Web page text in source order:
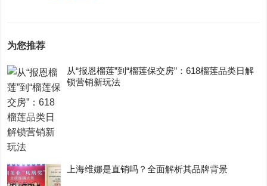
为您推荐
从“报恩榴莲”到“榴莲保交房”：618榴莲品类日解
锁营销新玩法
上海维娜是直销吗？全面解析其品牌背景